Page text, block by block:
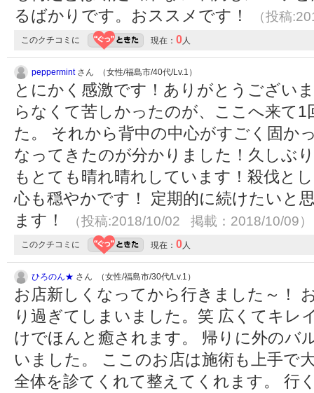
るばかりです。おススメです！
（投稿
このクチコミに 現在： 0人
peppermintさん （女性/福島市/40代/Lv.1）
とにかく感激です！ありがとうござい
らなくて苦しかったのが、ここへ来て
た。 それから背中の中心がすごく固か
なってきたのが分かりました！久しぶ
もとても晴れ晴れしています！殺伐と
心も穏やかです！ 定期的に続けたいと
ます！
（投稿:2018/10/02 掲載：2018/10/09）
このクチコミに 現在： 0人
ひろのん★ さん （女性/福島市/30代/Lv.1）
お店新しくなってから行きました～！
り過ぎてしまいました。笑 広くてキレ
けでほんと癒されます。 帰りに外のバ
いました。 ここのお店は施術も上手で
全体を診てくれて整えてくれます。 行